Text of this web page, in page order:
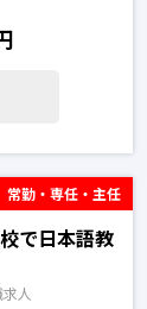
常勤・専任・主任
で日本語教
人